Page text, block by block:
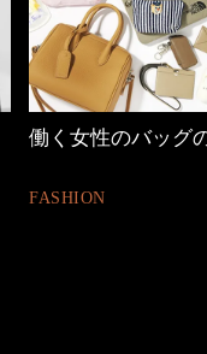
40代の小顔メイク
BEAUTY